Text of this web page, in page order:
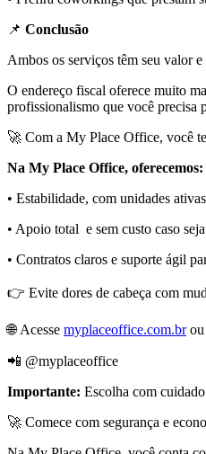
📌 Conclusão
Ambos os serviços têm seu valor
O endereço fiscal oferece muito
profissionalismo que você precisa
🚀 Com a My Place Office, você
Na My Place Office, oferecemos:
• Estabilidade, com unidades
• Apoio total e sem custo caso
• Contratos claros e suporte ágil
👉 Evite dores de cabeça com
🌐 Acesse myplaceoffice.com.brou
📲 @myplaceoffice
Importante: Escolha com
🚀 Comece com segurança e